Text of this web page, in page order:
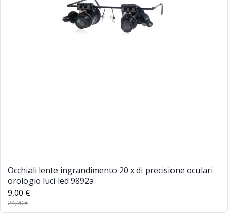
Occhiali lente ingrandimento 20 x di precisione oculari
orologio luci led 9892a
9,00 €
24,90 €